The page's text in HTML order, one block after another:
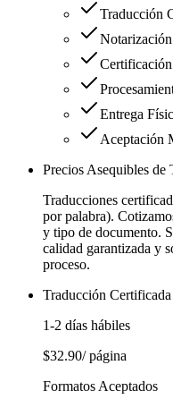
Traducción
Notarización
Entrega
Aceptación
Precios Asequibles
Traducciones
por palabra).
y tipo de documento.
calidad garantizada y
proceso.
Traducción Certificada
1-2 días hábiles
$32.90/ página
Formatos Aceptados